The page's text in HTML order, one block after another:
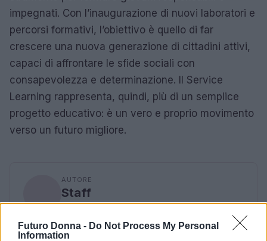
Futuro Donna - Do Not Process My Personal
Information
impegnati. Con l’inaugurazione di nuovi laboratori e
percorsi formativi, l’obiettivo è quello di far
crescere una nuova generazione di cittadini attivi,
capaci di affrontare le sfide sociali con
consapevolezza e determinazione. Il Service
Learning rappresenta, quindi, più di un semplice
progetto educativo: è un vero e proprio movimento
verso un futuro migliore.
AUTORE
Staff